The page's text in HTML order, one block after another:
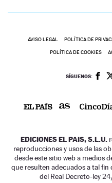
AVISO LEGAL POLÍTICA DE
POLÍTICA DE COOKIES
SÍGUENOS:
EDICIONES EL PAIS, S.L.U.
reproducciones y usos de las
desde este sitio web a medios
que resulten adecuados a tal
del Real Decreto-ley